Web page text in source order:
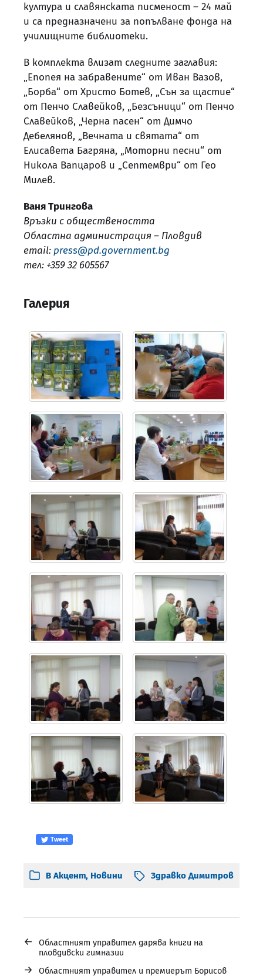
култура и славянската писменост – 24 май
и са предназначени за попълване фонда на
училищните библиотеки.
В комплекта влизат следните заглавия:
„Епопея на забравените“ от Иван Вазов,
„Борба“ от Христо Ботев, „Сън за щастие“
от Пенчо Славейков, „Безсъници“ от Пенчо
Славейков, „Черна пасен“ от Димчо
Дебелянов, „Вечната и святата“ от
Елисавета Багряна, „Моторни песни“ от
Никола Вапцаров и „Септември“ от Гео
Милев.
Ваня Трингова
Връзки с обществеността
Областна администрация – Пловдив
email: press@pd.government.bg
тел: +359 32 605567
Галерия
Tweet
В Акцент, Новини Здравко Димитров
←
Областният управител дарява книги на
пловдивски гимназии
→
Областният управител и премиерът Борисов